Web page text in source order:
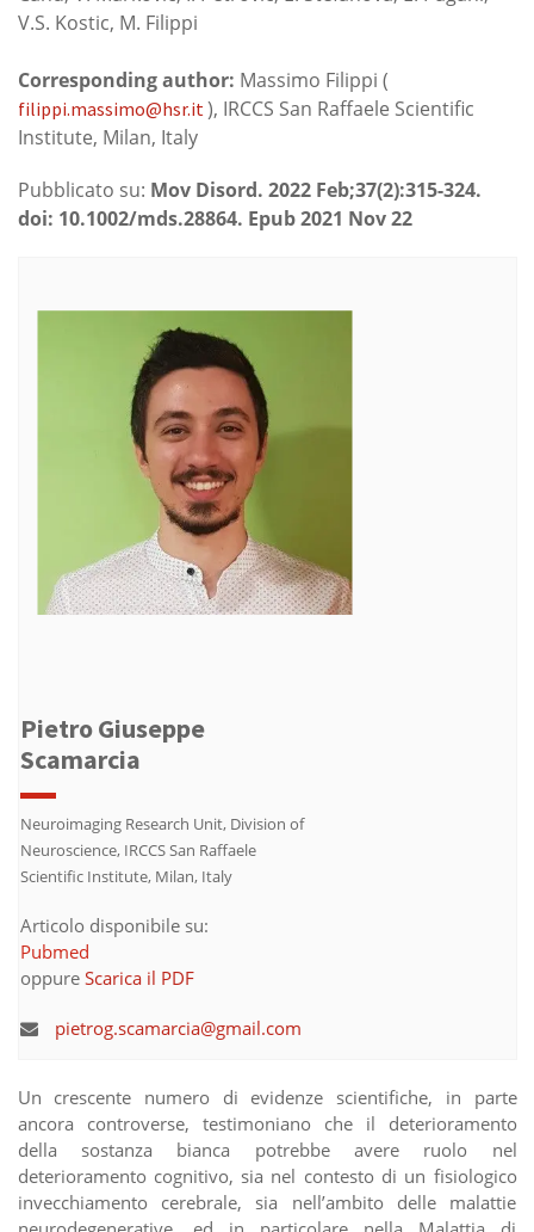
V.S. Kostic, M. Filippi
Corresponding author: Massimo Filippi (
filippi.massimo@hsr.it), IRCCS San Raffaele Scientific
Institute, Milan, Italy
Pubblicato su: Mov Disord. 2022 Feb;37(2):315-324.
doi: 10.1002/mds.28864. Epub 2021 Nov 22
Pietro Giuseppe
Scamarcia
Neuroimaging Research Unit, Division of
Neuroscience, IRCCS San Raffaele
Scientific Institute, Milan, Italy
Articolo disponibile su:
Pubmed
oppure Scarica il PDF
pietrog.scamarcia@gmail.com
Un crescente numero di evidenze scientifiche, in parte
ancora controverse, testimoniano che il deterioramento
della sostanza bianca potrebbe avere ruolo nel
deterioramento cognitivo, sia nel contesto di un fisiologico
invecchiamento cerebrale, sia nell’ambito delle malattie